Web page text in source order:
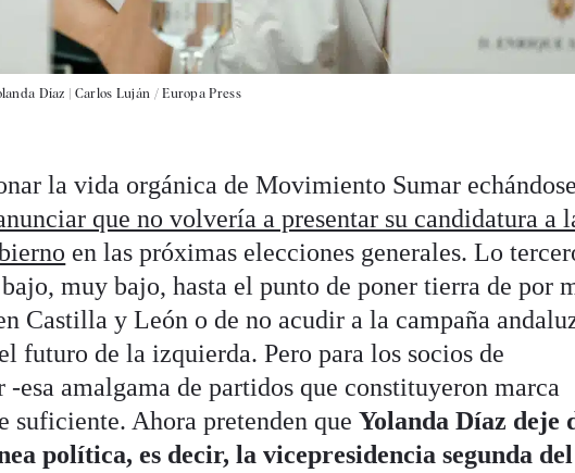
Díaz | Carlos Luján / Europa Press
la vida orgánica de Movimiento Sumar
que no volvería a presentar su candidatura a
en las próximas elecciones generales. Lo
muy bajo, hasta el punto de poner tierra de por
Castilla y León o de no acudir a la campaña
futuro de la izquierda. Pero para los socios de
esa amalgama de partidos que constituyeron marca
suficiente. Ahora pretenden queYolanda Díaz deje
política, es decir, la vicepresidencia segunda del